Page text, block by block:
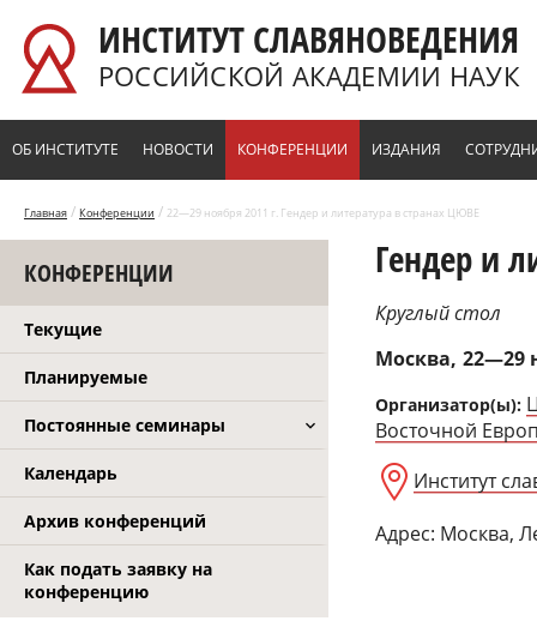
ИНСТИТУТ СЛАВЯНОВЕДЕНИЯ
РОССИЙСКОЙ АКАДЕМИИ НАУК
ОБ ИНСТИТУТЕ НОВОСТИ КОНФЕРЕНЦИИ ИЗДАНИЯ
Главная / Конференции / 22—29 ноября 2011 г. Гендер и литература в странах ЦЮВЕ
КОНФЕРЕНЦИИ
Текущие
Планируемые
Постоянные семинары
Календарь
Архив конференций
Как подать заявку на
конференцию
Гендер и
Круглый стол
Москва 22—29
Организатор(ы):
Восточной
Институт
Адрес: Москва,